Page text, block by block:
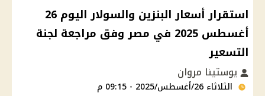
استقرار أسعار البنزين والسولار اليوم 26
أغسطس 2025 في مصر وفق مراجعة لجنة
التسعير
يوستينا مروان
الثلاثاء 26/أغسطس/2025 - 09:15 م